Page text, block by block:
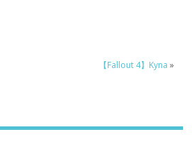
【Fallout 4】Kyna »